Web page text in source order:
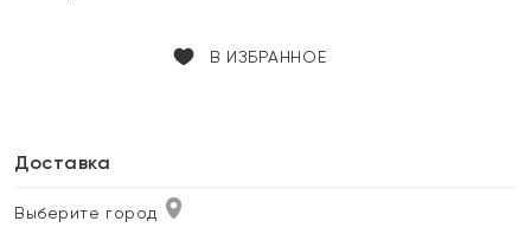
В ИЗБРАННОЕ
Доставка
Выберите город